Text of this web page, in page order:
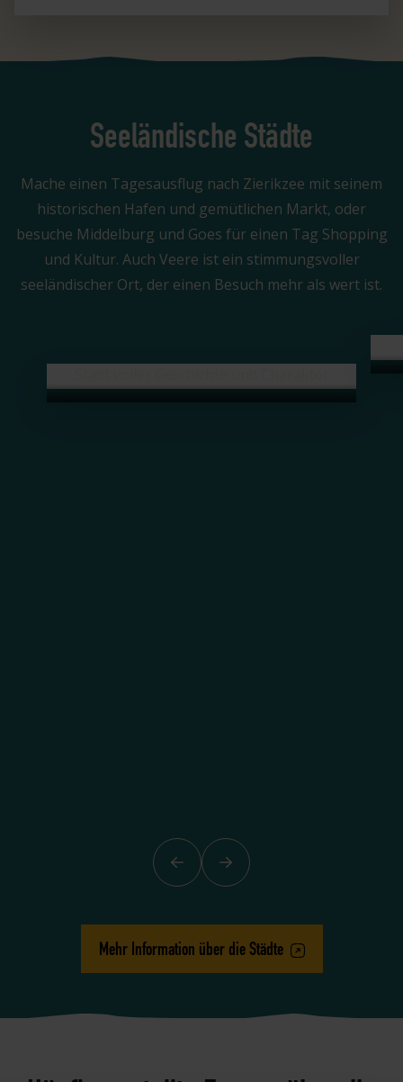
Seeländische Städte
Mache einen Tagesausflug nach Zierikzee mit seinem
historischen Hafen und gemütlichen Markt, oder
besuche Middelburg und Goes für einen Tag Shopping
und Kultur. Auch Veere ist ein stimmungsvoller
seeländischer Ort, der einen Besuch mehr als wert ist.
Zurück Weiter
Mehr Information über die Städte